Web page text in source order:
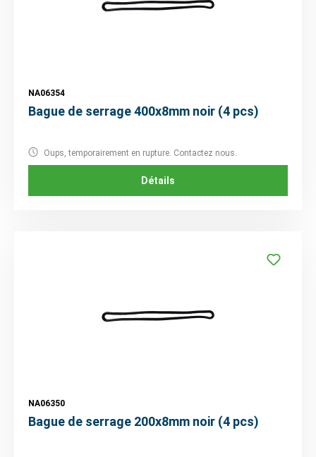
NA06354
Bague de serrage 400x8mm noir (4 pcs)
Oups, temporairement en rupture. Contactez nous.
Détails
NA06350
Bague de serrage 200x8mm noir (4 pcs)